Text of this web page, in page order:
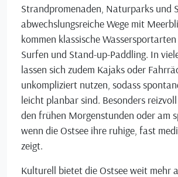
Strandpromenaden, Naturparks und
abwechslungsreiche Wege mit
kommen klassische Wassersportarten
Surfen und Stand-up-Paddling. In
lassen sich zudem Kajaks oder
unkompliziert nutzen, sodass
leicht planbar sind. Besonders
den frühen Morgenstunden oder am
wenn die Ostsee ihre ruhige, fast
zeigt.
Kulturell bietet die Ostsee weit mehr